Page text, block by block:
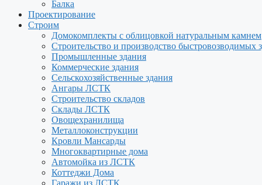
Балка
Проектирование
Строим
Домокомплекты с облицовкой натуральным камнем
Строительство и производство быстровозводимых
Промышленные здания
Коммерческие здания
Сельскохозяйственные здания
Ангары ЛСТК
Строительство складов
Склады ЛСТК
Овощехранилища
Металлоконструкции
Кровли Мансарды
Многоквартирные дома
Автомойка из ЛСТК
Коттеджи Дома
Гаражи из ЛСТК